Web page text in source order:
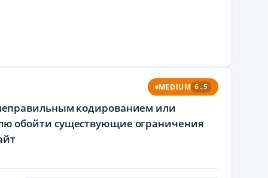
MEDIUM 6.5
неправильным кодированием или
обойти существующие ограничения